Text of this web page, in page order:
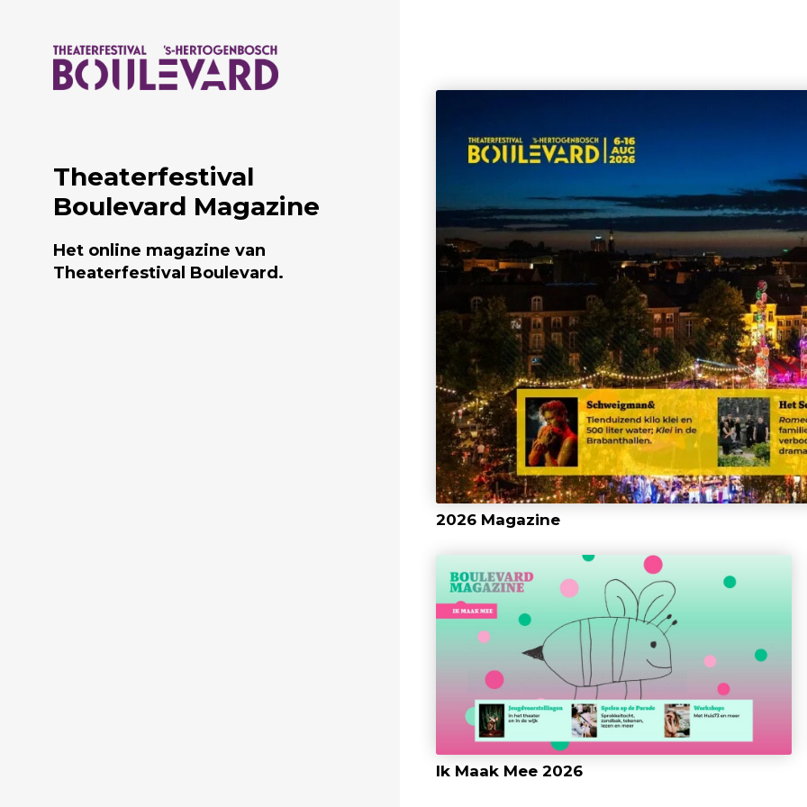
Theaterfestival
Boulevard Magazine
Het online magazine van
Theaterfestival Boulevard.
2026 Magazine
Ik Maak Mee 2026